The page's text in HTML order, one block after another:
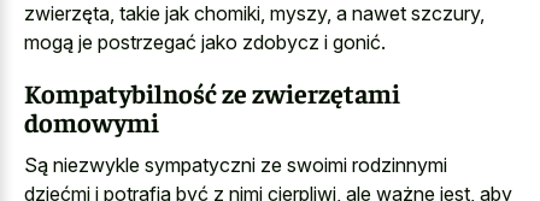
zwierzęta, takie jak chomiki, myszy, a nawet szczury,
mogą je postrzegać jako zdobycz i gonić.
Kompatybilność ze zwierzętami
domowymi
Są niezwykle sympatyczni ze swoimi rodzinnymi
dziećmi i potrafią być z nimi cierpliwi, ale ważne jest, aby